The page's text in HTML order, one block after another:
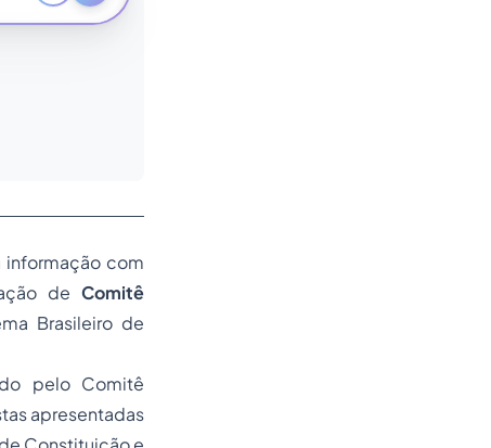
com
de Comitê
Brasileiro de
pelo Comitê
apresentadas